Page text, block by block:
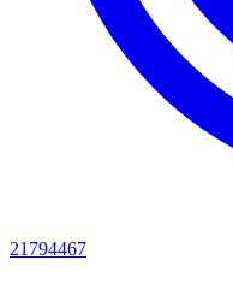
21794467